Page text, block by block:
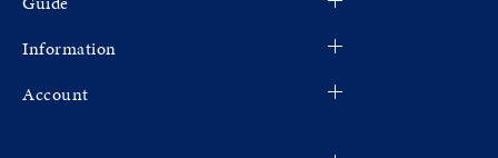
Information
Account